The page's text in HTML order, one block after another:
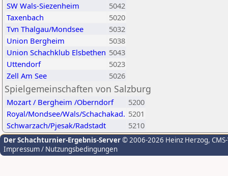
SW Wals-Siezenheim
5042
Taxenbach
5020
Tvn Thalgau/Mondsee
5032
Union Bergheim
5038
Union Schachklub Elsbethen 5043
Uttendorf
5023
Zell Am See
5026
Spielgemeinschaften von Salzburg
Mozart / Bergheim /Oberndorf
5200
Royal/Mondsee/Wals/Schachakad. 5201
Schwarzach/Pjesak/Radstadt
5210
Der Schachturnier-Ergebnis-Server© 2006-2026 Heinz Herzog,
Impressum / Nutzungsbedingungen